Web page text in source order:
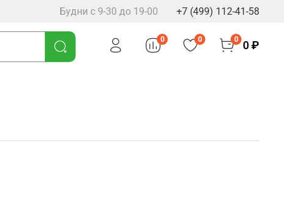
Будни с 9-30 до 19-00 +7 (499) 112-41-58
0 0 0 0 ₽